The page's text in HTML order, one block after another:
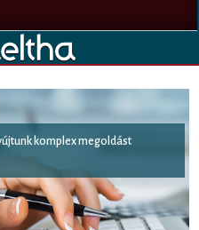
komplex megoldást